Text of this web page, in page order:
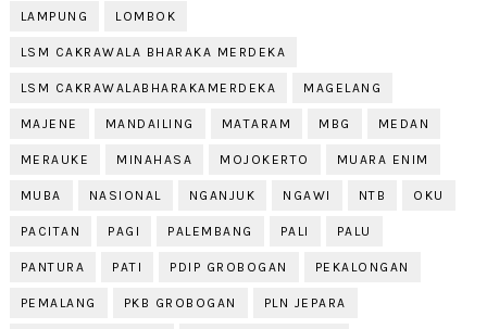
LAMPUNG LOMBOK
LSM CAKRAWALA BHARAKA MERDEKA
LSM CAKRAWALABHARAKAMERDEKA MAGELANG
MAJENE MANDAILING MATARAM MBG MEDAN
MERAUKE MINAHASA MOJOKERTO MUARA ENIM
MUBA NASIONAL NGANJUK NGAWI NTB OKU
PACITAN PAGI PALEMBANG PALI PALU
PANTURA PATI PDIP GROBOGAN PEKALONGAN
PEMALANG PKB GROBOGAN PLN JEPARA